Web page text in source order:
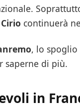
continuerà
, lo
saperne di più.
in